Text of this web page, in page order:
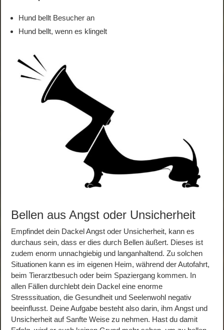
Hund bellt Besucher an
Hund bellt, wenn es klingelt
Bellen aus Angst oder Unsicherheit
Empfindet dein Dackel Angst oder Unsicherheit, kann es
durchaus sein, dass er dies durch Bellen äußert. Dieses ist
zudem enorm unnachgiebig und langanhaltend. Zu solchen
Situationen kann es im eigenen Heim, während der Autofahrt,
beim Tierarztbesuch oder beim Spaziergang kommen. In
allen Fällen durchlebt dein Dackel eine enorme
Stresssituation, die Gesundheit und Seelenwohl negativ
beeinflusst. Deine Aufgabe besteht also darin, ihm Angst und
Unsicherheit auf Sanfte Weise zu nehmen. Hast du damit